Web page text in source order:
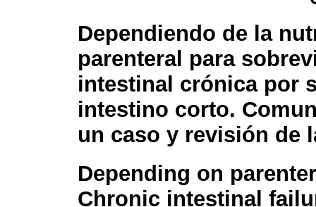
Dependiendo de la
parenteral para
intestinal crónica por
intestino corto.
un caso y revisión de
Depending on
Chronic intestinal